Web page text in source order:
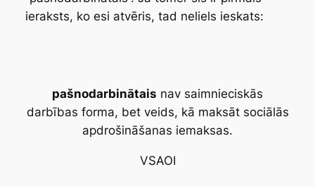
ieraksts, ko esi atvēris, tad neliels ieskats:
pašnodarbinātais nav saimnieciskās
darbības forma, bet veids, kā maksāt sociālās
apdrošināšanas iemaksas.
VSAOI